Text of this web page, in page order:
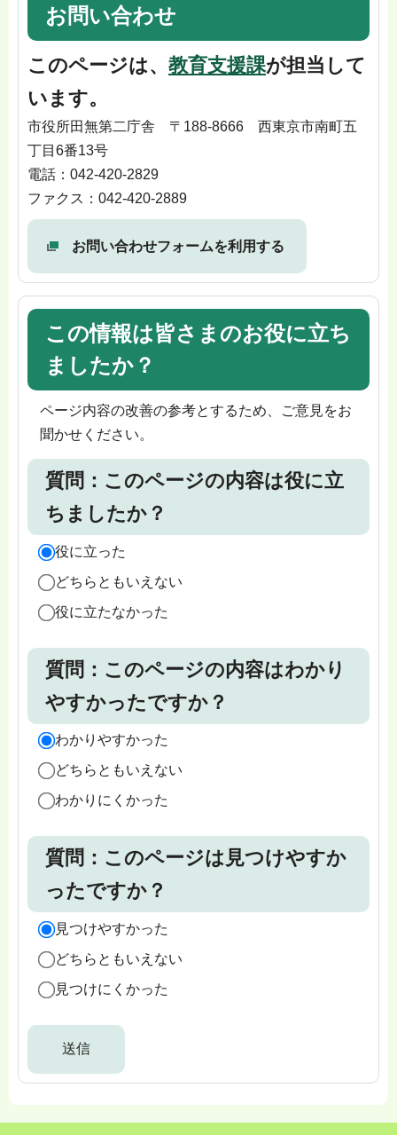
お問い合わせ
このページは、 教育支援課が担当して
います。
市役所田無第二庁舎 〒188-8666 西東京市南町五
丁目6番13号
電話：042-420-2829
ファクス：042-420-2889
お問い合わせフォームを利用する
この情報は皆さまのお役に立ち
ましたか？
ページ内容の改善の参考とするため、ご意見をお
聞かせください。
質問：このページの内容は役に立
ちましたか？
役に立った
どちらともいえない
役に立たなかった
質問：このページの内容はわかり
やすかったですか？
わかりやすかった
どちらともいえない
わかりにくかった
質問：このページは見つけやすか
ったですか？
見つけやすかった
どちらともいえない
見つけにくかった